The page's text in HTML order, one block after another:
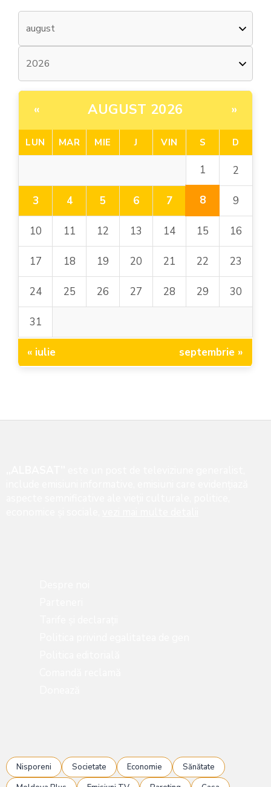
« AUGUST 2026 »
LUN MAR MIE J VIN S D
1 2
3 4 5 6 7 8 9
10 11 12 13 14 15 16
17 18 19 20 21 22 23
24 25 26 27 28 29 30
31
« iulie septembrie »
Nisporeni Societate Economie
Sănătate